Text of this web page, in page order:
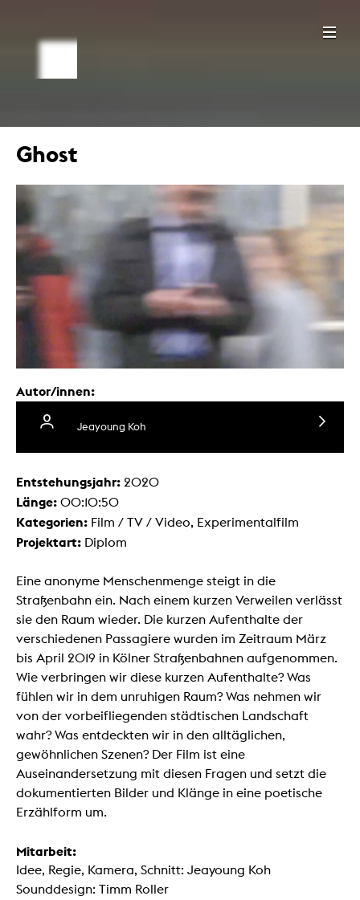
Ghost
Autor/innen:
Jeayoung Koh
Entstehungsjahr: 2020
Länge: 00:10:50
Kategorien: Film / TV / Video, Experimentalfilm
Projektart: Diplom
Eine anonyme Menschenmenge steigt in die
Straßenbahn ein. Nach einem kurzen Verweilen verlässt
sie den Raum wieder. Die kurzen Aufenthalte der
verschiedenen Passagiere wurden im Zeitraum März
bis April 2019 in Kölner Straßenbahnen aufgenommen.
Wie verbringen wir diese kurzen Aufenthalte? Was
fühlen wir in dem unruhigen Raum? Was nehmen wir
von der vorbeifliegenden städtischen Landschaft
wahr? Was entdeckten wir in den alltäglichen,
gewöhnlichen Szenen? Der Film ist eine
Auseinandersetzung mit diesen Fragen und setzt die
dokumentierten Bilder und Klänge in eine poetische
Erzählform um.
Mitarbeit:
Idee, Regie, Kamera, Schnitt: Jeayoung Koh
Sounddesign: Timm Roller